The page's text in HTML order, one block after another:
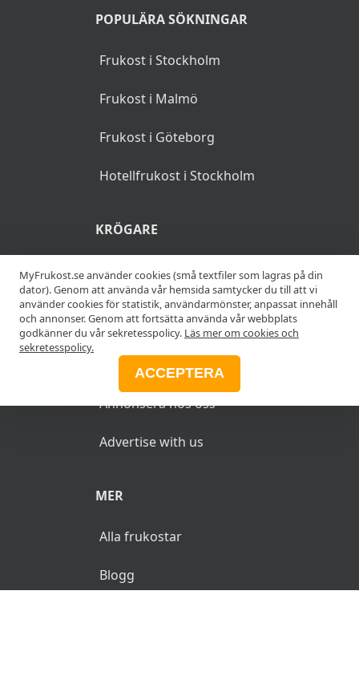
POPULÄRA SÖKNINGAR
Frukost i Stockholm
Frukost i Malmö
Frukost i Göteborg
Hotellfrukost i Stockholm
KRÖGARE
Anslut din restaurang
Add your restaurant
ANNONSERA
Annonsera hos oss
Advertise with us
MER
Alla frukostar
Blogg
MyFrukost.se använder cookies (små textfiler som lagras på din
dator). Genom att använda vår hemsida samtycker du till att vi
använder cookies för statistik, användarmönster, anpassat innehåll
och annonser. Genom att fortsätta använda vår webbplats
godkänner du vår sekretesspolicy. Läs mer om cookies och
sekretesspolicy.
ACCEPTERA